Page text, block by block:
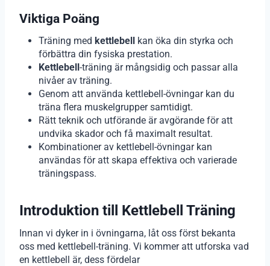
Viktiga Poäng
Träning med kettlebell kan öka din styrka och
förbättra din fysiska prestation.
Kettlebell-träning är mångsidig och passar alla
nivåer av träning.
Genom att använda kettlebell-övningar kan du
träna flera muskelgrupper samtidigt.
Rätt teknik och utförande är avgörande för att
undvika skador och få maximalt resultat.
Kombinationer av kettlebell-övningar kan
användas för att skapa effektiva och varierade
träningspass.
Introduktion till Kettlebell Träning
Innan vi dyker in i övningarna, låt oss först bekanta
oss med kettlebell-träning. Vi kommer att utforska vad
en kettlebell är, dess fördelar